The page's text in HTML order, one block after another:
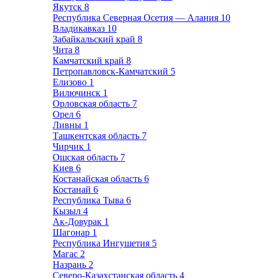
Якутск 8
Республика Северная Осетия — Алания 10
Владикавказ 10
Забайкальский край 8
Чита 8
Камчатский край 8
Петропавловск-Камчатский 5
Елизово 1
Вилючинск 1
Орловская область 7
Орел 6
Ливны 1
Ташкентская область 7
Чирчик 1
Ошская область 7
Киев 6
Костанайская область 6
Костанай 6
Республика Тыва 6
Кызыл 4
Ак-Довурак 1
Шагонар 1
Республика Ингушетия 5
Магас 2
Назрань 2
Северо-Казахстанская область 4